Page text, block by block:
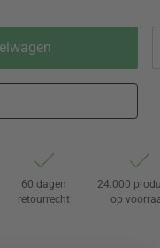
60 dagen
retourrecht
24.000
op